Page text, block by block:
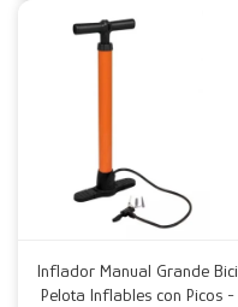
Inflador Manual Grande Bici
Pelota Inflables con Picos -